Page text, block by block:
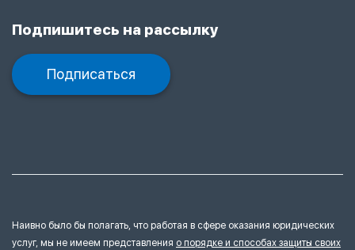
Подпишитесь на рассылку
Подписаться
Наивно было бы полагать, что работая в сфере оказания юридических
услуг, мы не имеем представления о порядке и способах защиты своих